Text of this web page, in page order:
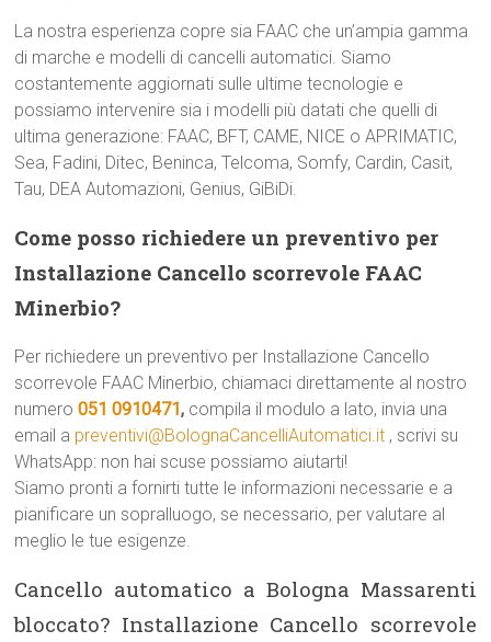
La nostra esperienza copre sia FAAC che un’ampia gamma
di marche e modelli di cancelli automatici. Siamo
costantemente aggiornati sulle ultime tecnologie e
possiamo intervenire sia i modelli più datati che quelli di
ultima generazione: FAAC, BFT, CAME, NICE o APRIMATIC,
Sea, Fadini, Ditec, Beninca, Telcoma, Somfy, Cardin, Casit,
Tau, DEA Automazioni, Genius, GiBiDi.
Come posso richiedere un preventivo per
Installazione Cancello scorrevole FAAC
Minerbio?
Per richiedere un preventivo per Installazione Cancello
scorrevole FAAC Minerbio, chiamaci direttamente al nostro
numero051 0910471, compila il modulo a lato, invia una
email a preventivi@BolognaCancelliAutomatici.it , scrivi su
WhatsApp: non hai scuse possiamo aiutarti!
Siamo pronti a fornirti tutte le informazioni necessarie e a
pianificare un sopralluogo, se necessario, per valutare al
meglio le tue esigenze.
Cancello automatico a Bologna Massarenti
bloccato? Installazione Cancello scorrevole